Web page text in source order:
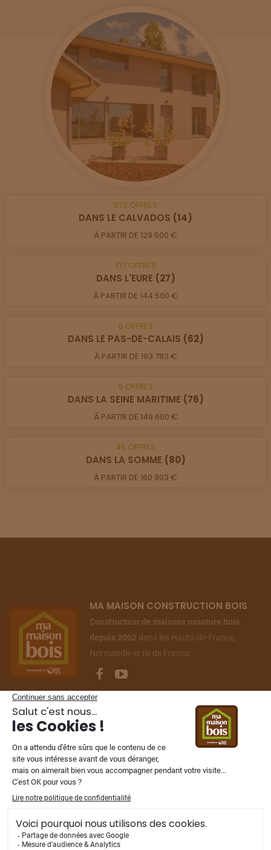
572 OFFRES
DANS LE CALVADOS (14)
À PARTIR DE 129 500 €
177OFFRES
DANS L'EURE (27)
À PARTIR DE 144 500 €
6 OFFRES
DANS LE PAS-DE-CALAIS (62)
À PARTIR DE 193 783 €
5 OFFRES
DANS LA SEINE MARITIME (76)
À PARTIR DE 149 600 €
45 OFFRES
DANS LA SOMME (80)
À PARTIR DE 160 903 €
MA MAISON CONSTRUCTION BOIS
Constructeur de maisons ossature bois
depuis 2002 dans les Hauts-de-France,
Normandie et Ile de France.
Mentions légales
© 2002 - 2026 Ma Maison Construction Bois. Tous droits